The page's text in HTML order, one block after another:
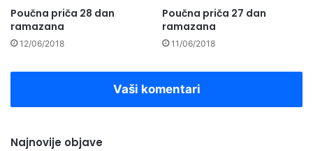
Poučna priča 28 dan
ramazana
12/06/2018
Poučna priča 27 dan
ramazana
11/06/2018
Vaši komentari
Najnovije objave